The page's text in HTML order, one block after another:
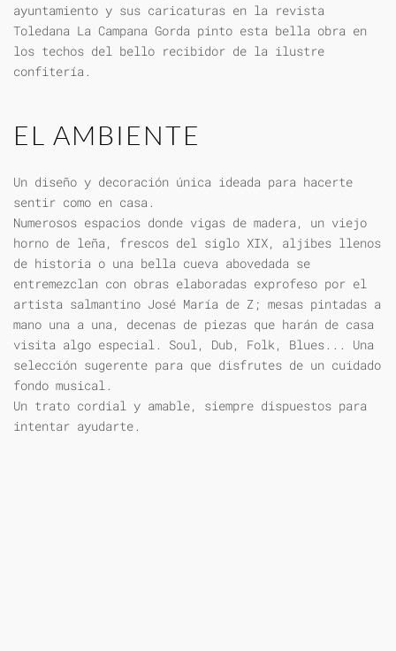
ayuntamiento y sus caricaturas en la revista
Toledana La Campana Gorda pinto esta bella obra en
los techos del bello recibidor de la ilustre
confitería.
EL AMBIENTE
Un diseño y decoración única ideada para hacerte
sentir como en casa.
Numerosos espacios donde vigas de madera, un viejo
horno de leña, frescos del siglo XIX, aljibes llenos
de historia o una bella cueva abovedada se
entremezclan con obras elaboradas exprofeso por el
artista salmantino José María de Z; mesas pintadas a
mano una a una, decenas de piezas que harán de casa
visita algo especial. Soul, Dub, Folk, Blues... Una
selección sugerente para que disfrutes de un cuidado
fondo musical.
Un trato cordial y amable, siempre dispuestos para
intentar ayudarte.